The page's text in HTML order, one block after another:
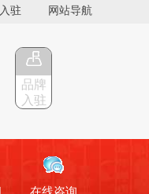
驻 网站导航
品牌
入驻